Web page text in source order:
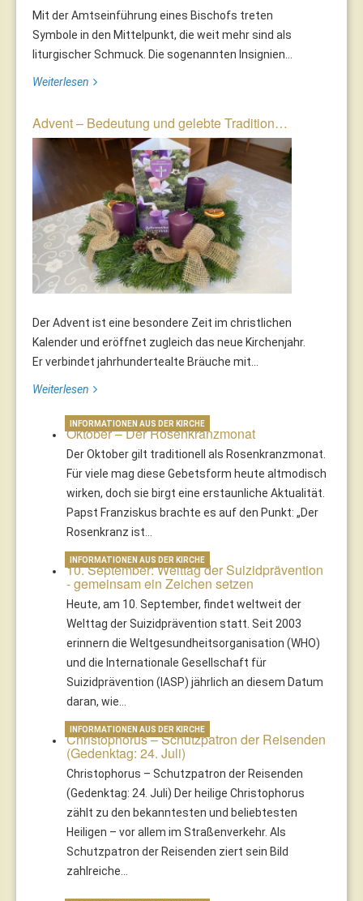
Mit der Amtseinführung eines Bischofs treten
Symbole in den Mittelpunkt, die weit mehr sind als
liturgischer Schmuck. Die sogenannten Insignien...
Weiterlesen
Advent – Bedeutung und gelebte Tradition…
Der Advent ist eine besondere Zeit im christlichen
Kalender und eröffnet zugleich das neue Kirchenjahr.
Er verbindet jahrhundertealte Bräuche mit...
Weiterlesen
Oktober – Der Rosenkranzmonat
Der Oktober gilt traditionell als Rosenkranzmonat.
Für viele mag diese Gebetsform heute altmodisch
wirken, doch sie birgt eine erstaunliche Aktualität.
Papst Franziskus brachte es auf den Punkt: „Der
Rosenkranz ist…
INFORMATIONEN AUS DER KIRCHE
10. September: Welttag der Suizidprävention
- gemeinsam ein Zeichen setzen
Heute, am 10. September, findet weltweit der
Welttag der Suizidprävention statt. Seit 2003
erinnern die Weltgesundheitsorganisation (WHO)
und die Internationale Gesellschaft für
Suizidprävention (IASP) jährlich an diesem Datum
daran, wie…
INFORMATIONEN AUS DER KIRCHE
Christophorus – Schutzpatron der Reisenden
(Gedenktag: 24. Juli)
Christophorus – Schutzpatron der Reisenden
(Gedenktag: 24. Juli) Der heilige Christophorus
zählt zu den bekanntesten und beliebtesten
Heiligen – vor allem im Straßenverkehr. Als
Schutzpatron der Reisenden ziert sein Bild
zahlreiche…
INFORMATIONEN AUS DER KIRCHE